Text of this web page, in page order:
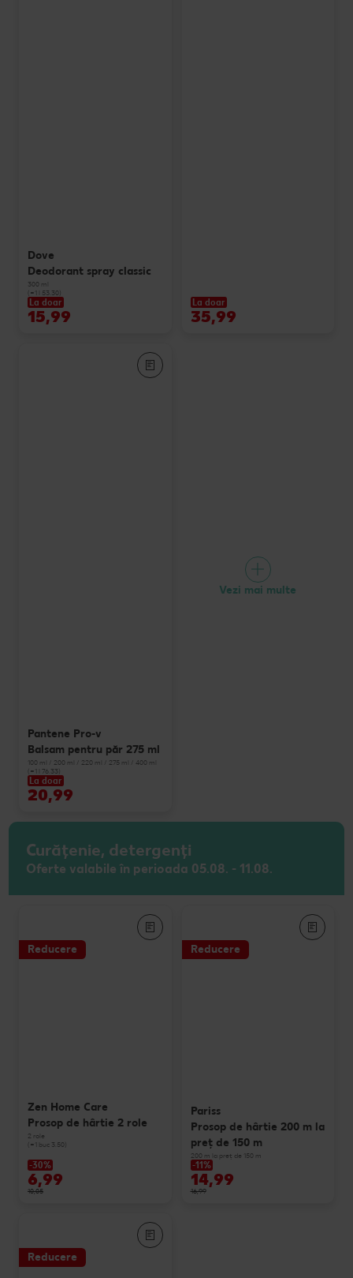
Dove
Deodorant spray classic
300 ml
(=1 l 53.30)
La doar
15,99
La doar
35,99
Pantene Pro-v
Balsam pentru păr 275 ml
100 ml / 200 ml / 220 ml / 275 ml / 400 ml
(=1 l 76.33)
La doar
20,99
Vezi mai multe
Curățenie, detergenți
Oferte valabile în perioada 05.08. - 11.08.
Reducere
Zen Home Care
Prosop de hârtie 2 role
2 role
(=1 buc 3.50)
-30%
6,99
10,05
Reducere
Pariss
Prosop de hârtie 200 m la
preț de 150 m
200 m la preț de 150 m
-11%
14,99
16,99
Reducere